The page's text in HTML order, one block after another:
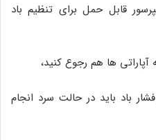
قابل حمل برای تنظیم باد
آپاراتی ها هم رجوع کنید،
باد باید در حالت سرد انجام